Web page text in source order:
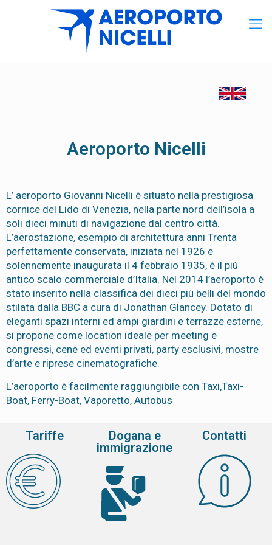
Aeroporto Nicelli
L’ aeroporto Giovanni Nicelli è situato nella prestigiosa
cornice del Lido di Venezia, nella parte nord dell’isola a
soli dieci minuti di navigazione dal centro città.
L’aerostazione, esempio di architettura anni Trenta
perfettamente conservata, iniziata nel 1926 e
solennemente inaugurata il 4 febbraio 1935, è il più
antico scalo commerciale d’Italia. Nel 2014 l’aeroporto è
stato inserito nella classifica dei dieci più belli del mondo
stilata dalla BBC a cura di Jonathan Glancey. Dotato di
eleganti spazi interni ed ampi giardini e terrazze esterne,
si propone come location ideale per meeting e
congressi, cene ed eventi privati, party esclusivi, mostre
d’arte e riprese cinematografiche.
L’aeroporto è facilmente raggiungibile con Taxi,Taxi-
Boat, Ferry-Boat, Vaporetto, Autobus
Tariffe
Dogana e
immigrazione
Contatti